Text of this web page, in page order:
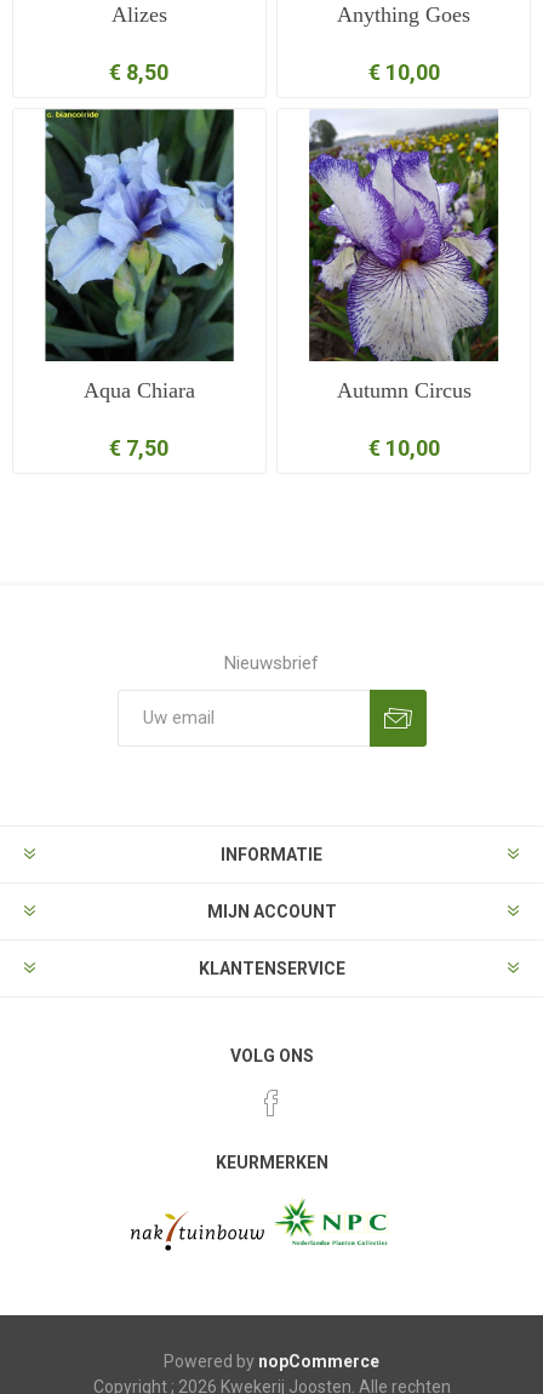
Alizes
€ 8,50
Anything Goes
€ 10,00
Aqua Chiara
€ 7,50
Autumn Circus
€ 10,00
Nieuwsbrief
INFORMATIE
MIJN ACCOUNT
KLANTENSERVICE
VOLG ONS
KEURMERKEN
Powered by nopCommerce
Copyright ; 2026 Kwekerij Joosten. Alle rechten